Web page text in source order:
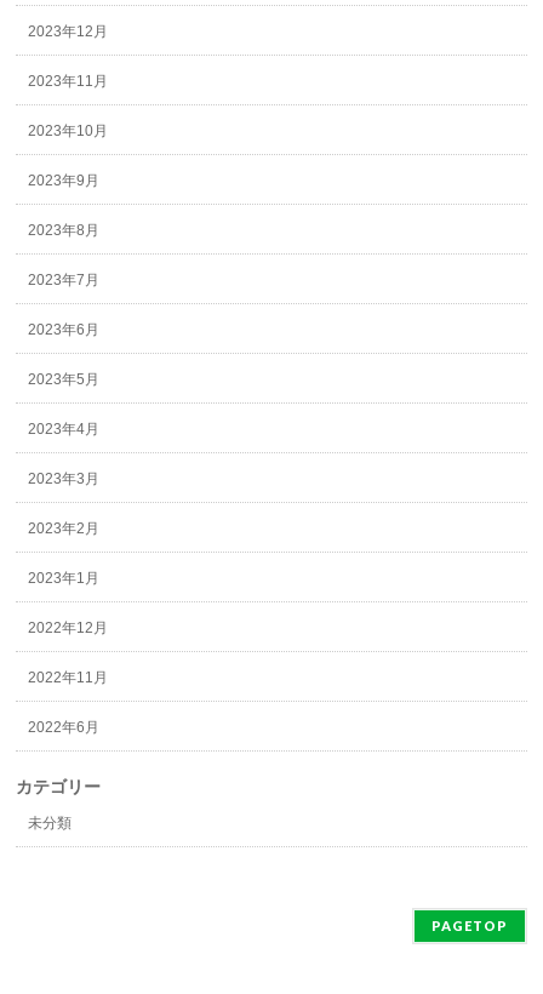
2023年12月
2023年11月
2023年10月
2023年9月
2023年8月
2023年7月
2023年6月
2023年5月
2023年4月
2023年3月
2023年2月
2023年1月
2022年12月
2022年11月
2022年6月
カテゴリー
未分類
PAGETOP